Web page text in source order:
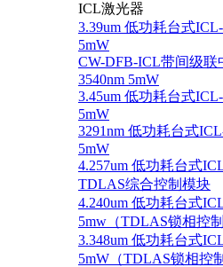
ICL激光器
3.39um 低功耗台式
5mW
CW-DFB-ICL带间级联
3540nm 5mW
3.45um 低功耗台式
5mW
3291nm 低功耗台式
5mW
4.257um 低功耗台式
TDLAS综合控制模块
4.240um 低功耗台式
5mw（TDLAS锁相控
3.348um 低功耗台式
5mW（TDLAS锁相控